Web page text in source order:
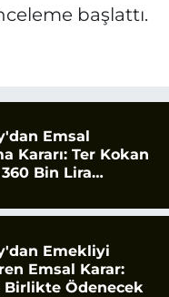
başlattı.
Emsal
Kararı: Ter Kokan
Bin Lira
Emekliyi
Emsal Karar:
Birlikte Ödenecek